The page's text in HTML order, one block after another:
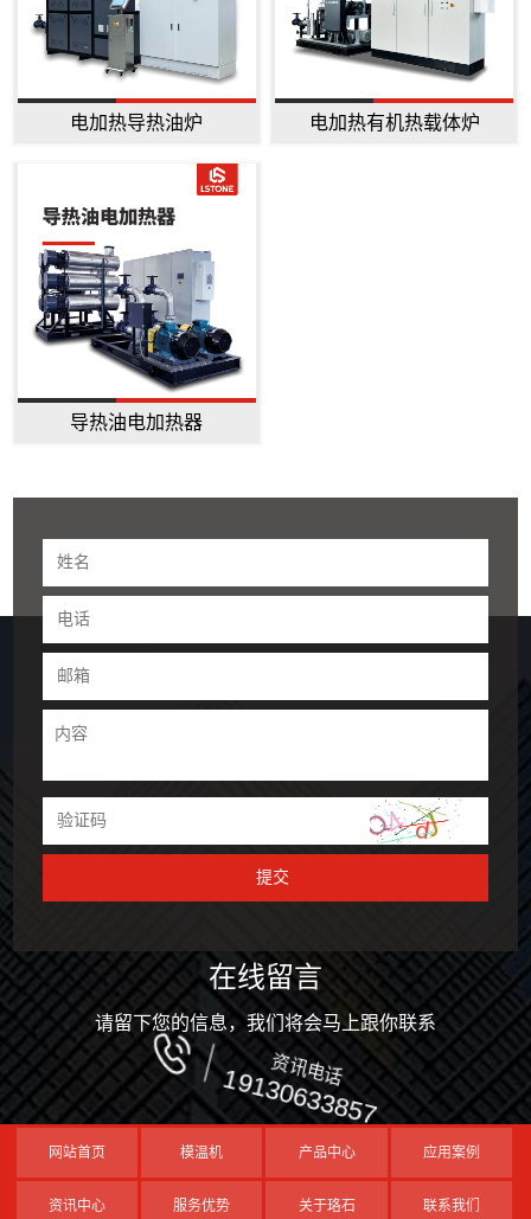
电加热导热油炉 电加热有机热载体炉
导热油电加热器
在线留言
请留下您的信息，我们将会马上跟你联系
资讯电话
19130633857
网站首页 模温机 产品中心 应用案例
资讯中心 服务优势 关于珞石 联系我们